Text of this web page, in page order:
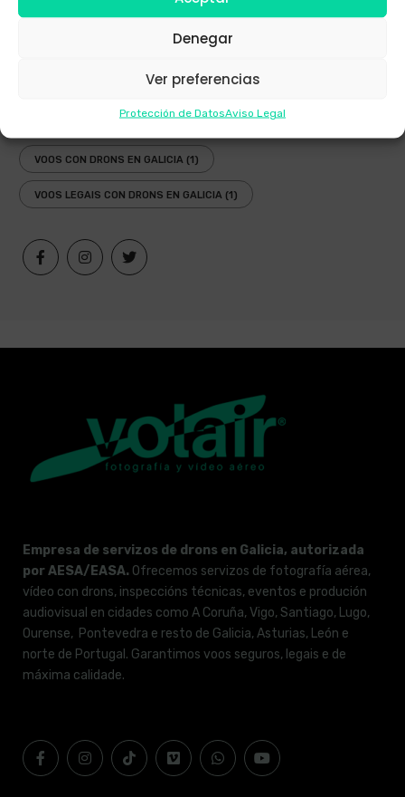
Denegar
Ver preferencias
Protección de DatosAviso Legal
PLANIFICAR VOOO RECREATIVO DRON(1)
VOOS CON DRONS EN GALICIA (1)
VOOS LEGAIS CON DRONS EN GALICIA (1)
Empresa de servizos de drons en Galicia, autorizada
por AESA/EASA. Ofrecemos servizos de fotografía aérea,
vídeo con drons, inspeccións técnicas, eventos e produción
audiovisual en cidades como A Coruña, Vigo, Santiago, Lugo,
Ourense, Pontevedra e resto de Galicia, Asturias, León e
norte de Portugal. Garantimos voos seguros, legais e de
máxima calidade.